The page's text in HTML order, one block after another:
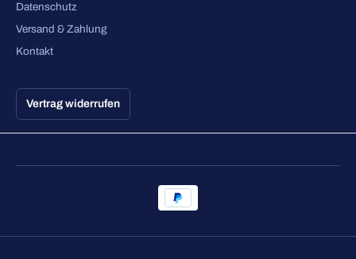
Datenschutz
Versand & Zahlung
Kontakt
Vertrag widerrufen